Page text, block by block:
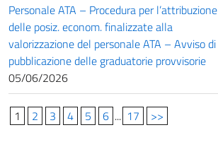
Personale ATA – Procedura per l’attribuzione
delle posiz. econom. finalizzate alla
valorizzazione del personale ATA – Avviso di
pubblicazione delle graduatorie provvisorie
05/06/2026
1 2 3 4 5 6 ... 17 >>